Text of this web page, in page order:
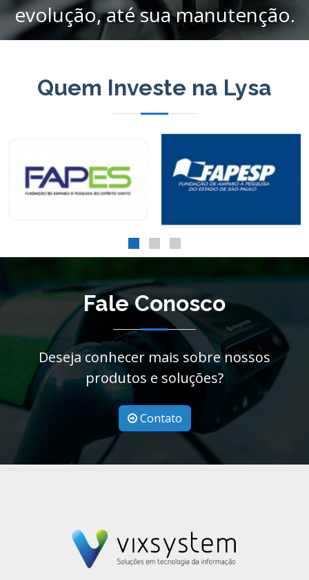
evolução, até sua manutenção.
Quem Investe na Lysa
Fale Conosco
Deseja conhecer mais sobre nossos
produtos e soluções?
Contato